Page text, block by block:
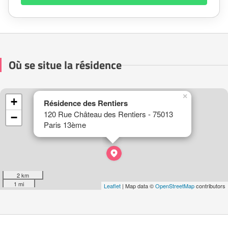
Où se situe la résidence
Résidence des Rentiers
120 Rue Château des Rentiers - 75013
Paris 13ème
×
+
−
2 km
1 mi
Leaflet | Map data ©OpenStreetMapcontributors